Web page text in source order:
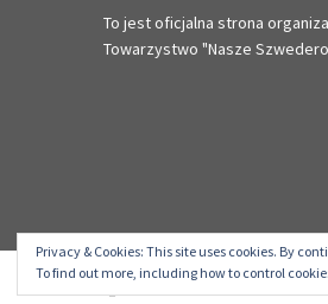
To jest oficjalna strona
Towarzystwo "Nasze
Privacy & Cookies: This site uses cookies. By
To find out more, including how to control